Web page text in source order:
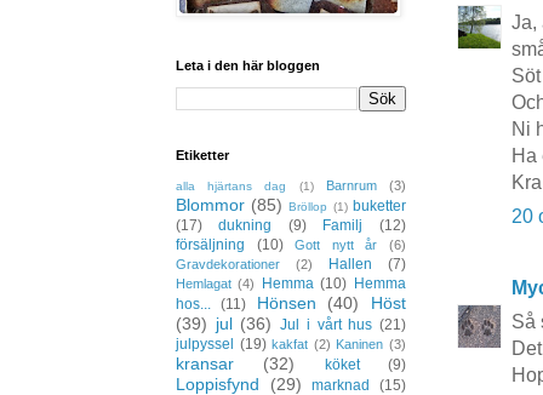
Ja,
Ni
Ha
20
Så
Leta i den här bloggen
Etiketter
alla hjärtans dag (1) Barnrum (3)
Blommor (85) Bröllop (1) buketter
(17)
dukning (9) Familj
(12)
försäljning
(10) Gott nytt år
(6)
Gravdekorationer
(2) Hallen (7)
Hemlagat (4) Hemma (10) Hemma
hos...
(11) Hönsen (40)
Höst
(39) jul (36) Jul i vårt hus (21)
julpyssel
(19) kakfat (2) Kaninen (3)
kransar (32) köket (9)
Loppisfynd (29) marknad (15)